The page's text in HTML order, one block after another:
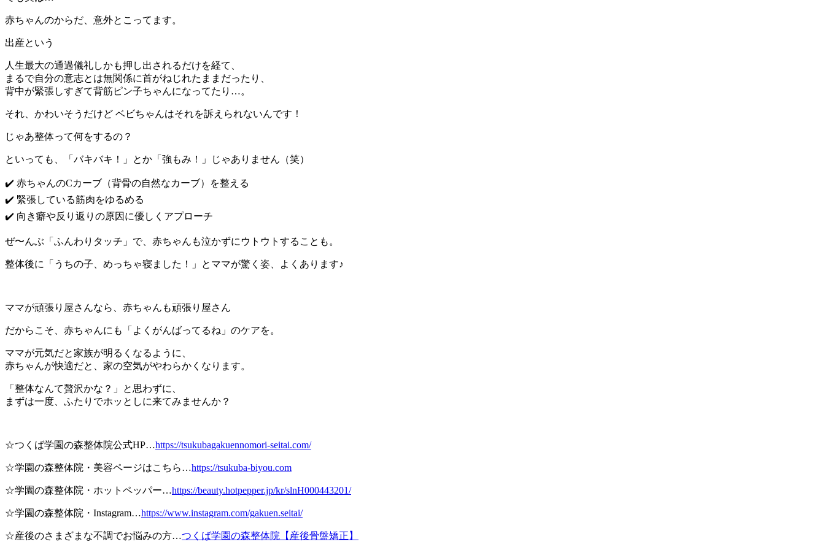
赤ちゃんのからだ、意外とこってます。
出産という
人生最大の通過儀礼しかも押し出されるだけを経て、
まるで自分の意志とは無関係に首がねじれたままだったり、
背中が緊張しすぎて背筋ピン子ちゃんになってたり…。
それ、かわいそうだけど ベビちゃんはそれを訴えられないんです！
じゃあ整体って何をするの？
といっても、「バキバキ！」とか「強もみ！」じゃありません（笑）
✔️ 赤ちゃんのCカーブ（背骨の自然なカーブ）を整える
✔️ 緊張している筋肉をゆるめる
✔️ 向き癖や反り返りの原因に優しくアプローチ
ぜ〜んぶ「ふんわりタッチ」で、赤ちゃんも泣かずにウトウトすることも。
整体後に「うちの子、めっちゃ寝ました！」とママが驚く姿、よくあります♪
ママが頑張り屋さんなら、赤ちゃんも頑張り屋さん
だからこそ、赤ちゃんにも「よくがんばってるね」のケアを。
ママが元気だと家族が明るくなるように、
赤ちゃんが快適だと、家の空気がやわらかくなります。
「整体なんて贅沢かな？」と思わずに、
まずは一度、ふたりでホッとしに来てみませんか？
☆つくば学園の森整体院公式HP…https://tsukubagakuennomori-seitai.com/
☆学園の森整体院・美容ページはこちら…https://tsukuba-biyou.com
☆学園の森整体院・ホットペッパー…https://beauty.hotpepper.jp/kr/slnH000443201/
☆学園の森整体院・Instagram…https://www.instagram.com/gakuen.seitai/
☆産後のさまざまな不調でお悩みの方…つくば学園の森整体院【産後骨盤矯正】